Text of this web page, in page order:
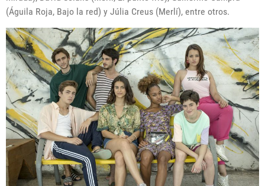
(Águila Roja, Bajo la red) y Júlia Creus (Merlí), entre otros.